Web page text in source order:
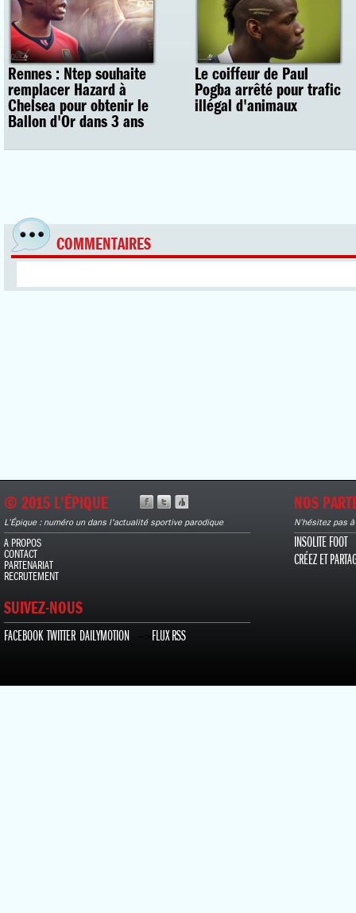
Rennes : Ntep souhaite
remplacer Hazard à
Chelsea pour obtenir le
Ballon d'Or dans 3 ans
Le coiffeur de Paul
Pogba arrêté pour trafic
illégal d'animaux
COMMENTAIRES
© 2015 L'ÉPIQUE
L’Épique : numéro un dans l'actualité sportive parodique
A PROPOS
CONTACT
PARTENARIAT
RECRUTEMENT
SUIVEZ-NOUS
FACEBOOK TWITTER DAILYMOTION FLUX RSS
NOS
N’hésitez pas
INSOLITE FOOT
CRÉEZ ET